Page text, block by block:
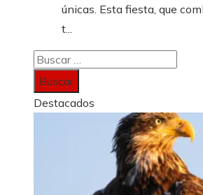
únicas. Esta fiesta, que
t...
Buscar:
Destacados